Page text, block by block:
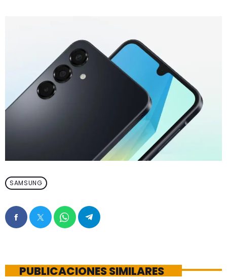
SAMSUNG
PUBLICACIONES SIMILARES